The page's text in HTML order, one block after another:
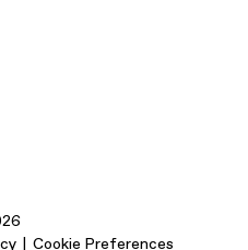
Cookie Preferences